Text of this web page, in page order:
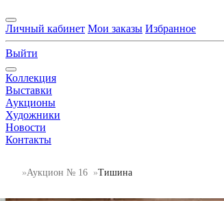
Личный кабинет Мои заказы Избранное
Выйти
Коллекция
Выставки
Аукционы
Художники
Новости
Контакты
Аукцион № 16 Тишина